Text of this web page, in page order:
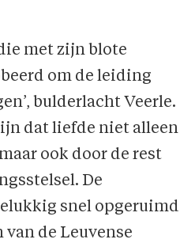
met zijn blote
om de leiding
bulderlacht Veerle.
dat liefde niet alleen
ook door de rest
De
snel opgeruimd
de Leuvense